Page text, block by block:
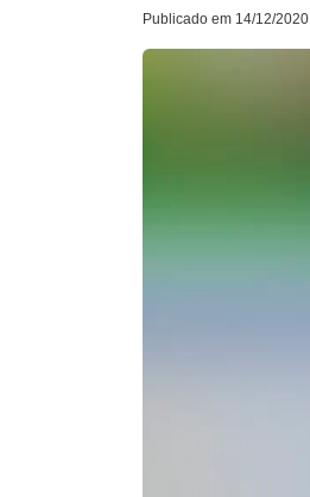
Publicado em 14/12/2020